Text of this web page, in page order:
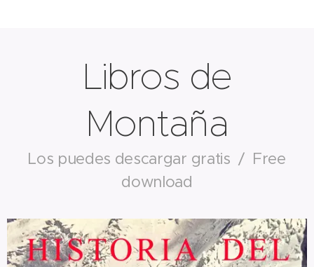
Libros de
Montaña
Los puedes descargar gratis / Free
download